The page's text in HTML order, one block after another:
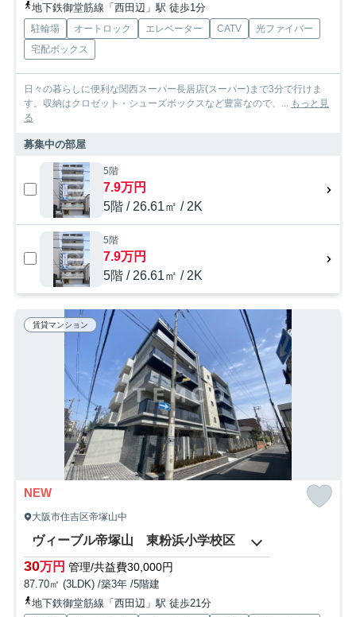
地下鉄御堂筋線「西田辺」駅 徒歩1分
駐輪場 オートロック エレベーター CATV
光ファイバー
宅配ボックス
日々の暮らしに便利な関西スーパー長居店(スーパー)まで3分で行けま
す。収納はクロゼット・シューズボックスなど豊富なので、...
もっと見
る
募集中の部屋
5階
7.9万円
5階 / 26.61㎡ / 2K
5階
7.9万円
5階 / 26.61㎡ / 2K
賃貸マンション
NEW
大阪市住吉区帝塚山中
ヴィーブル帝塚山 東粉浜小学校区
30万円 管理/共益費30,000円
87.70㎡ (3LDK) /築3年 /5階建
地下鉄御堂筋線「西田辺」駅 徒歩21分